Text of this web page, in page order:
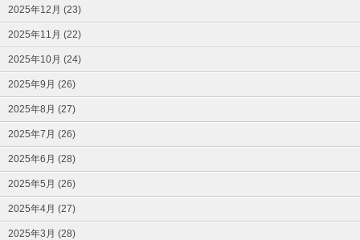
2025年12月 (23)
2025年11月 (22)
2025年10月 (24)
2025年9月 (26)
2025年8月 (27)
2025年7月 (26)
2025年6月 (28)
2025年5月 (26)
2025年4月 (27)
2025年3月 (28)